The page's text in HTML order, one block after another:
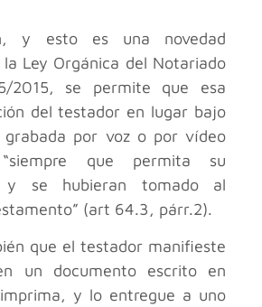
y esto es una novedad
Ley Orgánica del Notariado
2015, se permite que esa
del testador en lugar bajo
grabada por voz o por vídeo
que permita su
y se hubieran tomado al
(art 64.3, párr.2).
que el testador manifieste
un documento escrito en
y lo entregue a uno